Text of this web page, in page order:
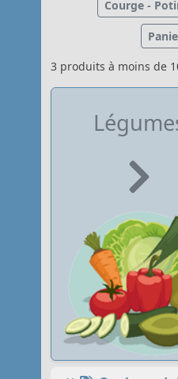
Courge -
3 produits à moins de